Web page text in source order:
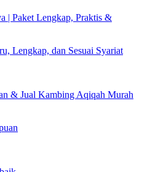
| Paket Lengkap, Praktis &
Lengkap, dan Sesuai Syariat
& Jual Kambing Aqiqah Murah